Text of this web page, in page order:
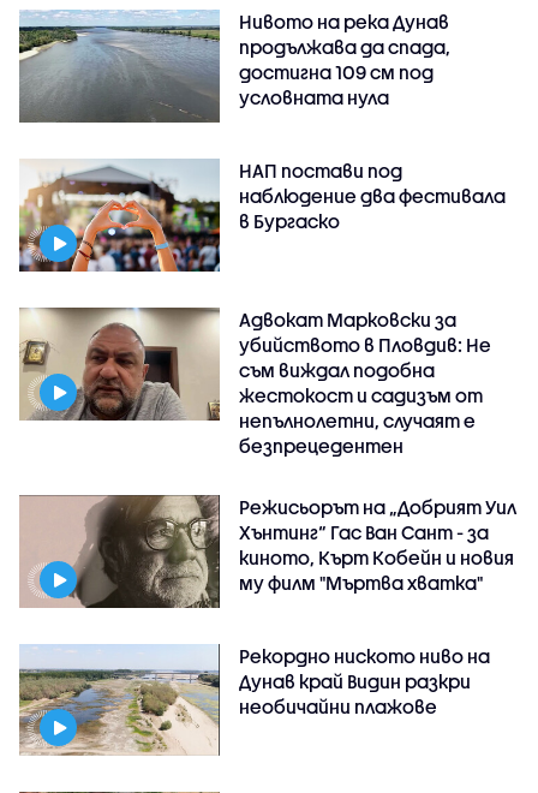
Нивото на река Дунав
продължава да спада,
достигна 109 см под
условната нула
НАП постави под
наблюдение два фестивала
в Бургаско
Адвокат Марковски за
убийството в Пловдив: Не
съм виждал подобна
жестокост и садизъм от
непълнолетни, случаят е
безпрецедентен
Режисьорът на „Добрият Уил
Хънтинг“ Гас Ван Сант - за
киното, Кърт Кобейн и новия
му филм "Мъртва хватка"
Рекордно ниското ниво на
Дунав край Видин разкри
необичайни плажове